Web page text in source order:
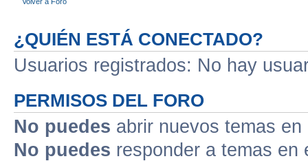
¿QUIÉN ESTÁ CONECTADO?
Usuarios registrados: No hay
PERMISOS DEL FORO
No puedes abrir nuevos temas
No puedes responder a temas en